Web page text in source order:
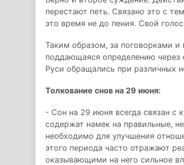
перестают петь. Связано это с
это время не до пения. Свой
Таким образом, за поговорками и
поддающаяся определению через
Руси обращались при различных
Толкование снов на 29 июня:
- Сон на 29 июня всегда связан с
содержат намек на правильные,
необходимо для улучшения
этого периода часто отражают
оказывающими на него сильное